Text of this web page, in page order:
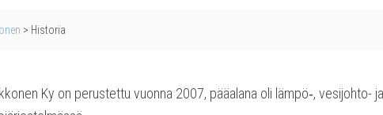
> His­to­ria
Ky on perus­tet­tu vuon­na 2007, pää­ala­na oli lämpö‑, vesi­joh­to-